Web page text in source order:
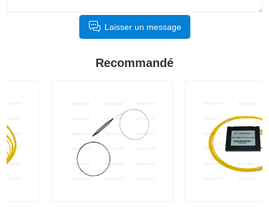
Laisser un message
Recommandé